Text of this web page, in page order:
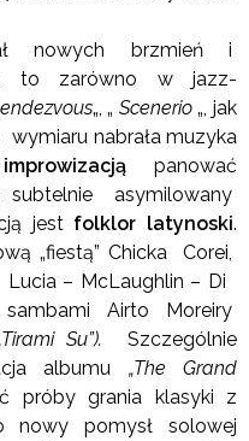
nowych brzmień i
to zarówno w jazz-
„, „ Scenerio„, jak
nabrała muzyka
panować
asymilowany
jestfolklor latynoski.
„fiestą” Chicka Corei,
– McLaughlin – Di
Airto Moreiry
Su”). Szczególnie
albumu „The Grand
próby grania klasyki z
nowy pomysł solowej